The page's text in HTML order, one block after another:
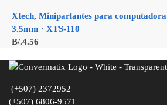
Xtech, Miniparlantes para
3.5mm · XTS-110
B/.4.56
(+507) 2372952
(+507) 6806-9571